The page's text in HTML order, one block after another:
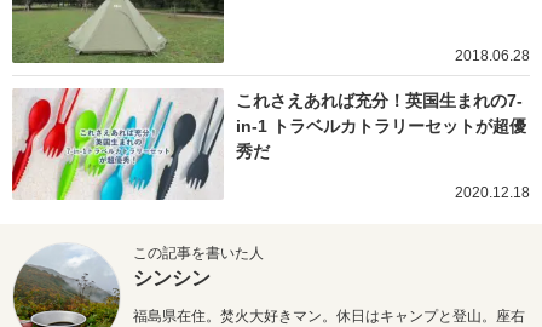
2018.06.28
これさえあれば充分！英国生まれの7-
in-1 トラベルカトラリーセットが超優
秀だ
2020.12.18
この記事を書いた人
シンシン
福島県在住。焚火大好きマン。休日はキャンプと登山。座右